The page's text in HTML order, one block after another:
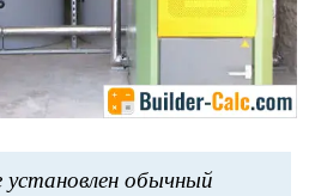
обычный